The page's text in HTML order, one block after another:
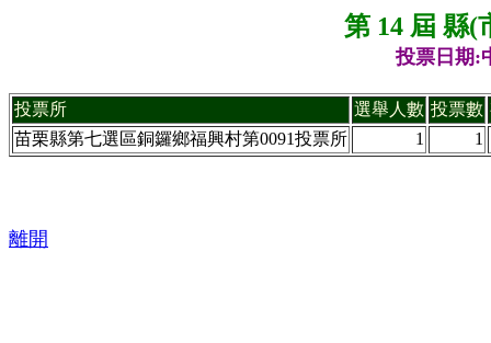
第 14 屆 縣(
投票日期:
投票所 選舉人數 投票數
苗栗縣第七選區銅鑼鄉福興村第0091投票所
1 1
離開